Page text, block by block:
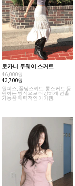
로카니 투웨이 스커트
46,000원
43,700원
원피스, 폴딩스커트, 롱스커트 등
원하는 방식으로 다양하게 연출
가능한 매력적인 아이템!